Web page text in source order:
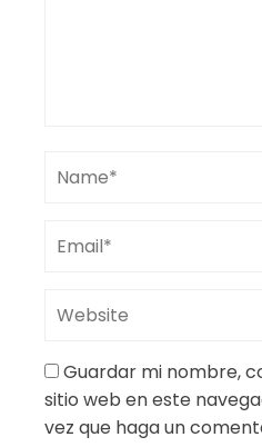
Guardar mi nombre,
sitio web en este
vez que haga un